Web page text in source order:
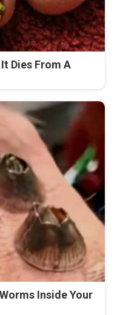
Dies From A
Inside Your